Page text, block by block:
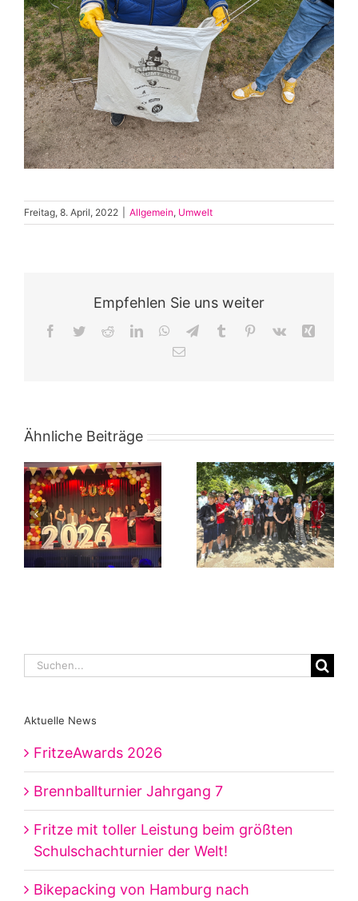
Freitag, 8. April, 2022 Allgemein, Umwelt
Empfehlen Sie uns weiter
Facebook
TwitterRedditLinkedInWhatsApp
TelegramTumblr Pinterest
Vk
E-
Ähnliche Beiträge
Suche
Aktuelle News
FritzeAwards 2026
Brennballturnier Jahrgang 7
Fritze mit toller Leistung beim größten
Schulschachturnier der Welt!
Bikepacking von Hamburg nach